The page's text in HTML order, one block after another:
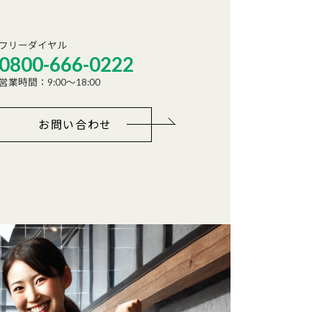
リーダイヤル
666-0222
業時間：9:00～18:00
お問い合わせ